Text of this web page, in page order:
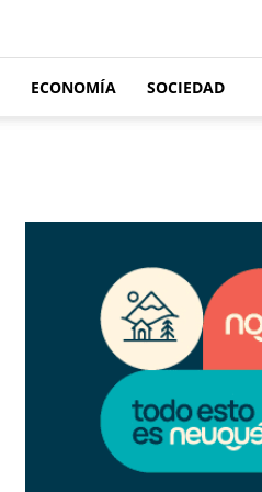
ECONOMÍA SOCIEDAD